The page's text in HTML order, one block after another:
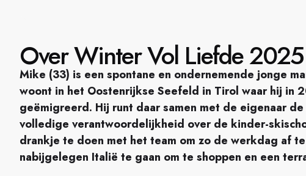
Over Winter Vol Liefde
Mike (33) is een spontane en ondernemende jonge
woont in het Oostenrijkse Seefeld in Tirol waar hij in
geëmigreerd. Hij runt daar samen met de eigenaar
volledige verantwoordelijkheid over de kinder-
drankje te doen met het team om zo de werkdag af
nabijgelegen Italië te gaan om te shoppen en een